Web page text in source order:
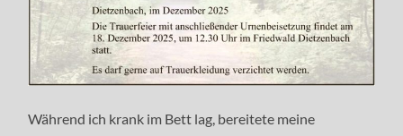
Während ich krank im Bett lag, bereitete meine